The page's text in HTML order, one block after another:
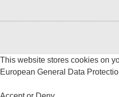
This website stores cookies on
European General Data